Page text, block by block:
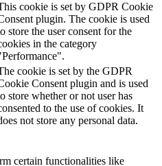
cookie is set by GDPR Cookie
plugin. The cookie is used
store the user consent for the
in the category
cookie is set by the GDPR
Consent plugin and is used
store whether or not user has
to the use of cookies. It
not store any personal data.
certain functionalities like